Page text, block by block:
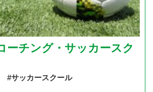
ーチング・サッカースク
#サッカースクール